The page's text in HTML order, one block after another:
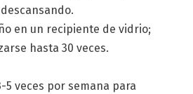
en un recipiente de vidrio;
hasta 30 veces.
5 veces por semana para